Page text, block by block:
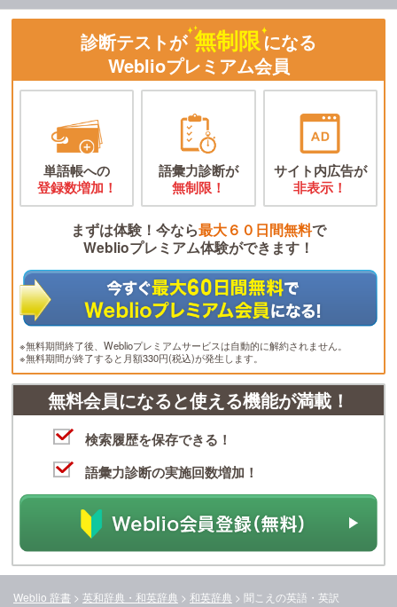
診断テストが 無制限になる
Weblioプレミアム会員
単語帳への
登録数増加！
語彙力診断が
無制限！
サイト内広告が
非表示！
まずは体験！今なら最大６０日間無料で
Weblioプレミアム体験ができます！
※無料期間終了後、Weblioプレミアムサービスは自動的に解約されません。
※無料期間が終了すると月額330円(税込)が発生します。
無料会員になると使える機能が満載！
検索履歴を保存できる！
語彙力診断の実施回数増加！
Weblio 辞書 > 英和辞典・和英辞典 > 和英辞典 > 聞こえ の英語・英訳